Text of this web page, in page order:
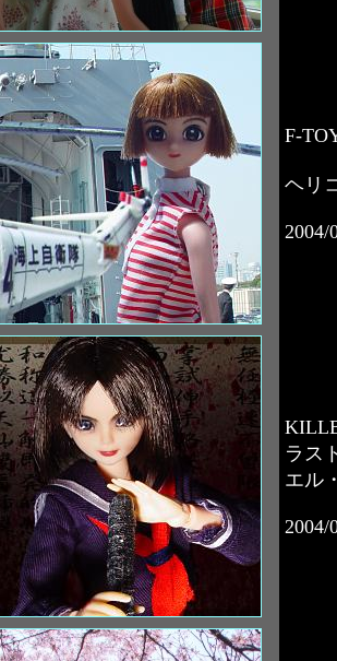
F-
ヘリ
2004/
ラス
エル
2004/